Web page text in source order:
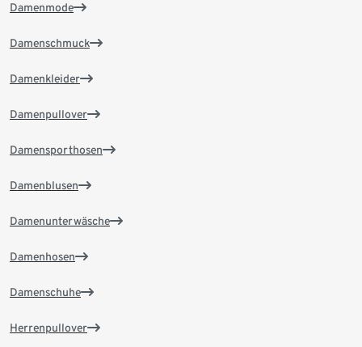
Damenmode
Damenschmuck
Damenkleider
Damenpullover
Damensporthosen
Damenblusen
Damenunterwäsche
Damenhosen
Damenschuhe
Herrenpullover